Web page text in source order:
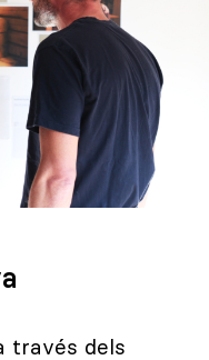
través dels